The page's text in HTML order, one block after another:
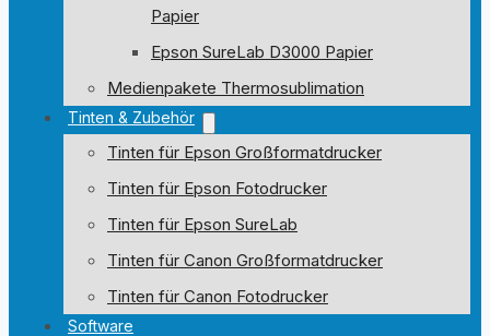
Papier
Epson SureLab D3000 Papier
Medienpakete Thermosublimation
Tinten & Zubehör
Tinten für Epson Großformatdrucker
Tinten für Epson Fotodrucker
Tinten für Epson SureLab
Tinten für Canon Großformatdrucker
Tinten für Canon Fotodrucker
Software